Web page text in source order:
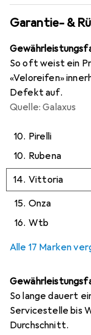
Garantie- &
So oft weist ein
«Veloreifen»
Defekt auf.
Quelle: Galaxus
10. Pirelli
10. Rubena
14. Vittoria
15. Onza
16. Wtb
Alle 17 Marken
So lange dauert
Servicestelle bis
Durchschnitt.